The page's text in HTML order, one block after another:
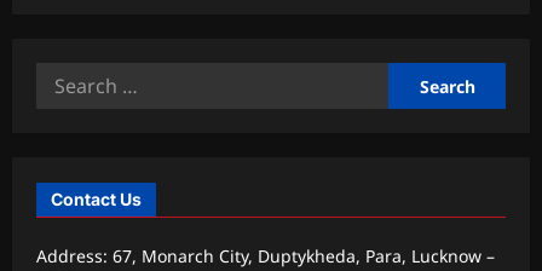
Search
Contact Us
Address: 67, Monarch City, Duptykheda, Para, Lucknow –